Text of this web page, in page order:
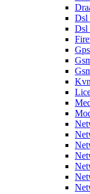
Dsl
Dsl